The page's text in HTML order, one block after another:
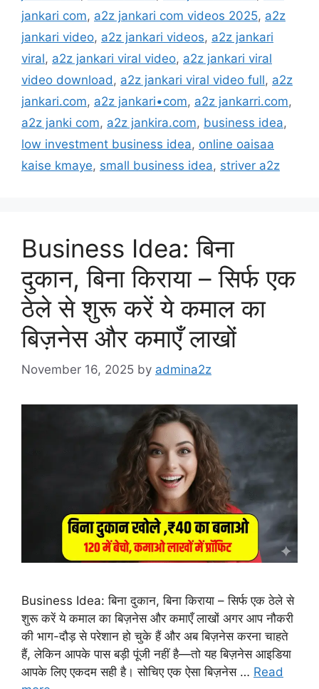
jankari com, a2z jankari com videos 2025, a2z
jankari video, a2z jankari videos, a2z jankari
viral, a2z jankari viral video, a2z jankari viral
video download , a2z jankari viral video full, a2z
jankari.com, a2z jankari•com, a2z jankarri.com,
a2z janki com, a2z jankira.com, business idea,
low investment business idea, online oaisaa
kaise kmaye, small business idea, striver a2z
Business Idea: बिना
दुकान, बिना किराया – सिर्फ एक
ठेले से शुरू करें ये कमाल का
बिज़नेस और कमाएँ लाखों
November 16, 2025 by admina2z
Business Idea: बिना दुकान, बिना किराया – सिर्फ एक ठेले से
शुरू करें ये कमाल का बिज़नेस और कमाएँ लाखों अगर आप नौकरी
की भाग-दौड़ से परेशान हो चुके हैं और अब बिज़नेस करना चाहते
हैं, लेकिन आपके पास बड़ी पूंजी नहीं है—तो यह बिज़नेस आइडिया
आपके लिए एकदम सही है। सोचिए एक ऐसा बिज़नेस … Read